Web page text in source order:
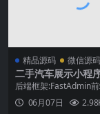
精品源码 微信源码
二手汽车展示小程
商城小程序源码
后端框架:FastAdmin
序主要功能模块:店铺展
理、摩托车信息发布
06月07日